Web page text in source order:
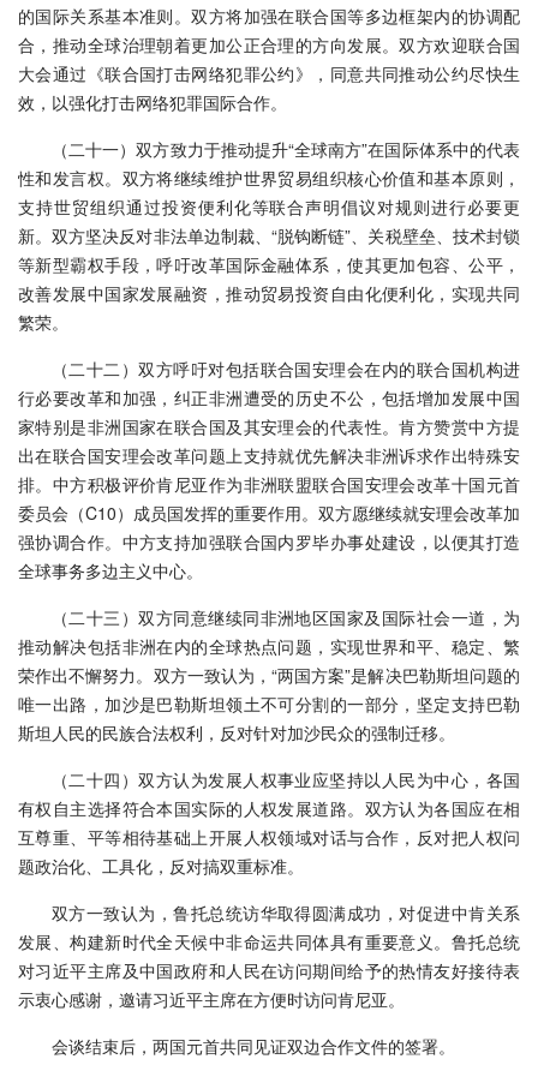
的国际关系基本准则。双方将加强在联合国等多边框架内的协调配
合，推动全球治理朝着更加公正合理的方向发展。双方欢迎联合国
大会通过《联合国打击网络犯罪公约》，同意共同推动公约尽快生
效，以强化打击网络犯罪国际合作。
（二十一）双方致力于推动提升“全球南方”在国际体系中的代表
性和发言权。双方将继续维护世界贸易组织核心价值和基本原则，
支持世贸组织通过投资便利化等联合声明倡议对规则进行必要更
新。双方坚决反对非法单边制裁、“脱钩断链”、关税壁垒、技术封锁
等新型霸权手段，呼吁改革国际金融体系，使其更加包容、公平，
改善发展中国家发展融资，推动贸易投资自由化便利化，实现共同
繁荣。
（二十二）双方呼吁对包括联合国安理会在内的联合国机构进
行必要改革和加强，纠正非洲遭受的历史不公，包括增加发展中国
家特别是非洲国家在联合国及其安理会的代表性。肯方赞赏中方提
出在联合国安理会改革问题上支持就优先解决非洲诉求作出特殊安
排。中方积极评价肯尼亚作为非洲联盟联合国安理会改革十国元首
委员会（C10）成员国发挥的重要作用。双方愿继续就安理会改革加
强协调合作。中方支持加强联合国内罗毕办事处建设，以便其打造
全球事务多边主义中心。
（二十三）双方同意继续同非洲地区国家及国际社会一道，为
推动解决包括非洲在内的全球热点问题，实现世界和平、稳定、繁
荣作出不懈努力。双方一致认为，“两国方案”是解决巴勒斯坦问题的
唯一出路，加沙是巴勒斯坦领土不可分割的一部分，坚定支持巴勒
斯坦人民的民族合法权利，反对针对加沙民众的强制迁移。
（二十四）双方认为发展人权事业应坚持以人民为中心，各国
有权自主选择符合本国实际的人权发展道路。双方认为各国应在相
互尊重、平等相待基础上开展人权领域对话与合作，反对把人权问
题政治化、工具化，反对搞双重标准。
双方一致认为，鲁托总统访华取得圆满成功，对促进中肯关系
发展、构建新时代全天候中非命运共同体具有重要意义。鲁托总统
对习近平主席及中国政府和人民在访问期间给予的热情友好接待表
示衷心感谢，邀请习近平主席在方便时访问肯尼亚。
会谈结束后，两国元首共同见证双边合作文件的签署。